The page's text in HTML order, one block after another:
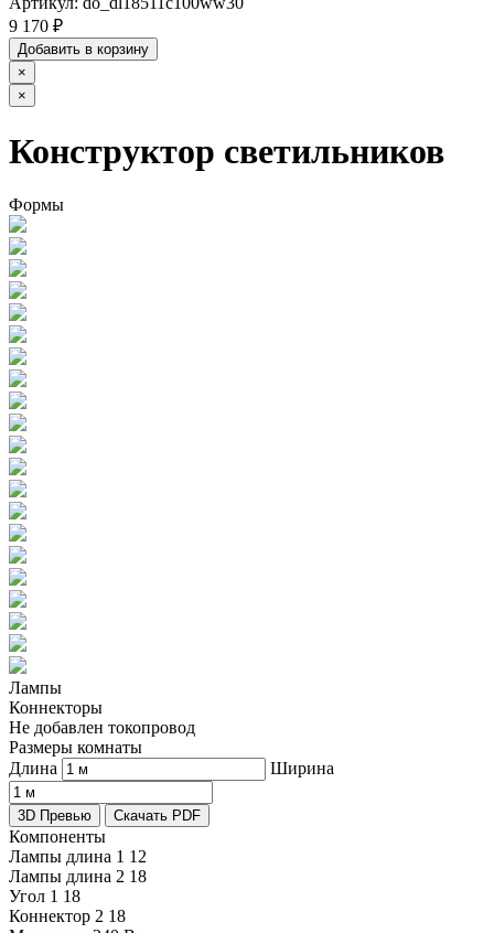
9 170 ₽
Добавить в корзину
×
×
Конструктор светильников
Формы
Лампы
Коннекторы
Не добавлен токопровод
Размеры комнаты
Длина
Ширина
3D Превью Скачать PDF
Компоненты
Лампы длина 1 12
Лампы длина 2 18
Угол 1 18
Коннектор 2 18